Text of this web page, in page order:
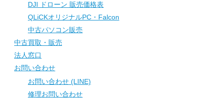
DJI ドローン 販売価格表
QLiCKオリジナルPC・Falcon
中古パソコン販売
中古買取・販売
法人窓口
お問い合わせ
お問い合わせ (LINE)
修理お問い合わせ